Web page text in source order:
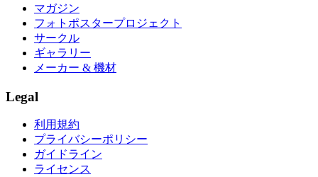
マガジン
フォトポスタープロジェクト
サークル
ギャラリー
メーカー & 機材
Legal
利用規約
プライバシーポリシー
ガイドライン
ライセンス